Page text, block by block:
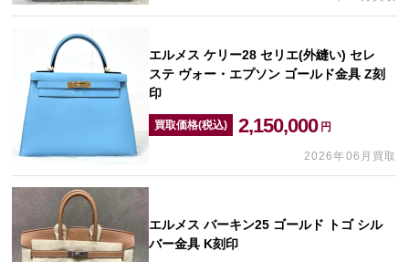
エルメス ケリー28 セリエ(外縫い) セレ
ステ ヴォー・エプソン ゴールド金具 Z刻
印
買取価格(税込) 2,150,000 円
2026年06月買取
エルメス バーキン25 ゴールド トゴ シル
バー金具 K刻印